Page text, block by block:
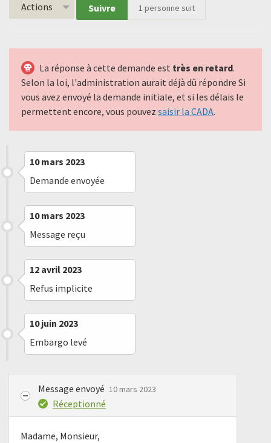
Actions Suivre 1 personne suit
La réponse à cette demande est très en retard.
Selon la loi, l'administration aurait déjà dû répondre Si
vous avez envoyé la demande initiale, et si les délais le
permettent encore, vous pouvez saisir la CADA.
10 mars 2023
Demande envoyée
10 mars 2023
Message reçu
12 avril 2023
Refus implicite
10 juin 2023
Embargo levé
Message envoyé 10 mars 2023
Réceptionné
Madame, Monsieur,